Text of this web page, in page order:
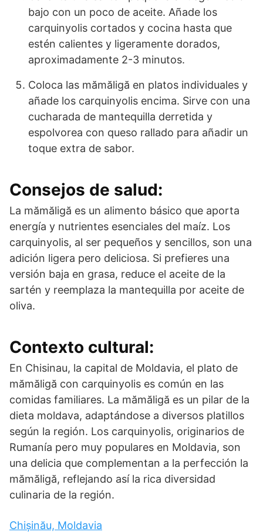
bajo con un poco de aceite. Añade los
carquinyolis cortados y cocina hasta que
estén calientes y ligeramente dorados,
aproximadamente 2-3 minutos.
Coloca las mămăligă en platos individuales y
añade los carquinyolis encima. Sirve con una
cucharada de mantequilla derretida y
espolvorea con queso rallado para añadir un
toque extra de sabor.
Consejos de salud:
La mămăligă es un alimento básico que aporta
energía y nutrientes esenciales del maíz. Los
carquinyolis, al ser pequeños y sencillos, son una
adición ligera pero deliciosa. Si prefieres una
versión baja en grasa, reduce el aceite de la
sartén y reemplaza la mantequilla por aceite de
oliva.
Contexto cultural:
En Chisinau, la capital de Moldavia, el plato de
mămăligă con carquinyolis es común en las
comidas familiares. La mămăligă es un pilar de la
dieta moldava, adaptándose a diversos platillos
según la región. Los carquinyolis, originarios de
Rumanía pero muy populares en Moldavia, son
una delicia que complementan a la perfección la
mămăligă, reflejando así la rica diversidad
culinaria de la región.
Chișinău, Moldavia